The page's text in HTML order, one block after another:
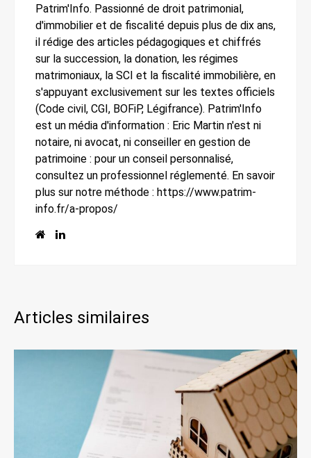
Patrim'Info. Passionné de droit patrimonial,
d'immobilier et de fiscalité depuis plus de dix ans,
il rédige des articles pédagogiques et chiffrés
sur la succession, la donation, les régimes
matrimoniaux, la SCI et la fiscalité immobilière, en
s'appuyant exclusivement sur les textes officiels
(Code civil, CGI, BOFiP, Légifrance). Patrim'Info
est un média d'information : Eric Martin n'est ni
notaire, ni avocat, ni conseiller en gestion de
patrimoine : pour un conseil personnalisé,
consultez un professionnel réglementé. En savoir
plus sur notre méthode : https://www.patrim-
info.fr/a-propos/
Articles similaires